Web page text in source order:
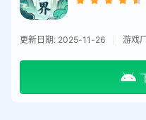
更新日期: 2025-11-26 游戏